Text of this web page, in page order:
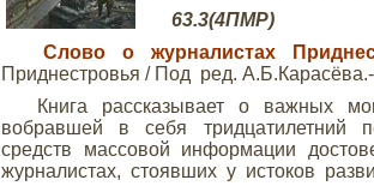
Слово о журналистах
Приднестровья / Под ред.
Книга рассказывает о важных
вобравшей в себя
средств массовой информации
журналистах, стоявших у истоков